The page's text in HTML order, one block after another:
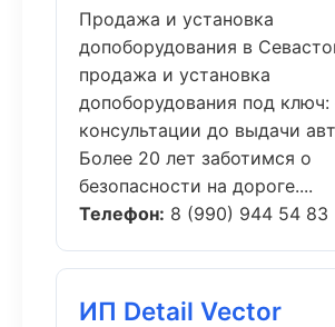
Продажа и установка
допоборудования в
продажа и установка
допоборудования под ключ:
консультации до выдачи
Более 20 лет заботимся о
безопасности на дороге....
Телефон: 8 (990) 944 54 83
ИП Detail Vector